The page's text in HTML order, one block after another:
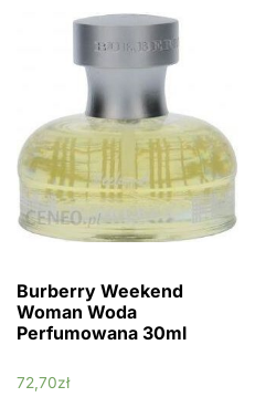
Burberry Weekend
Woman Woda
Perfumowana 30ml
72,70zł